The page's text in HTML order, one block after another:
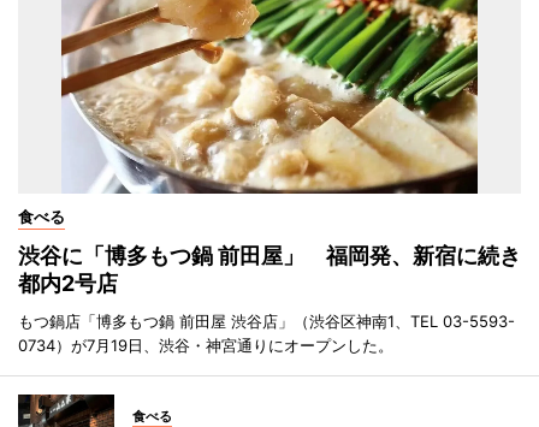
食べる
渋谷に「博多もつ鍋 前田屋」 福岡発、新宿に続き
都内2号店
もつ鍋店「博多もつ鍋 前田屋 渋谷店」（渋谷区神南1、TEL 03-5593-
0734）が7月19日、渋谷・神宮通りにオープンした。
食べる